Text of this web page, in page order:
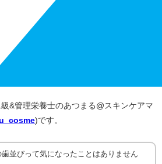
&管理栄養士のあつまる@スキンケアマ
)です。
並びって気になったことはありません